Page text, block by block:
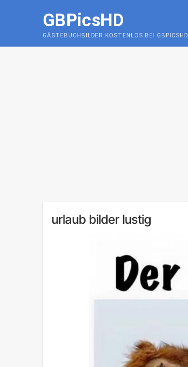
GBPicsHD
GÄSTEBUCHBILDER KOSTENLOS BEI GBPICSHD
urlaub bilder lustig